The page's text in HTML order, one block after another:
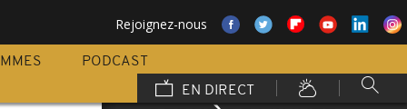
Rejoignez-nous
PODCAST
EN DIRECT